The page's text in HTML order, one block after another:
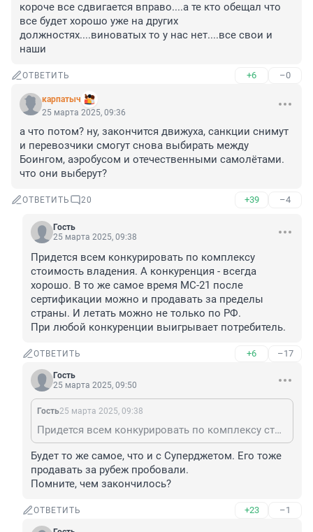
короче все сдвигается вправо....а те кто обещал что
все будет хорошо уже на других
должностях....виноватых то у нас нет....все свои и
наши
ОТВЕТИТЬ +6 –0
карпатыч
25 марта 2025, 09:36
а что потом? ну, закончится движуха, санкции снимут
и перевозчики смогут снова выбирать между
Боингом, аэробусом и отечественными самолётами.
что они выберут?
ОТВЕТИТЬ 20 +39 –4
Гость
25 марта 2025, 09:38
Придется всем конкурировать по комплексу
стоимость владения. А конкуренция - всегда
хорошо. В то же самое время МС-21 после
сертификации можно и продавать за пределы
страны. И летать можно не только по РФ.
При любой конкуренции выигрывает потребитель.
ОТВЕТИТЬ +6 –17
Гость
25 марта 2025, 09:50
Гость25 марта 2025, 09:38
Придется всем конкурировать по комплексу стоимость владения. А конкуренция - всегда хорошо. В то же самое время МС-21 после сертификации можно и продавать за пределы страны. И летать можно не только по РФ. При любой конкуренции выигрывает потребитель.
Будет то же самое, что и с Суперджетом. Его тоже
продавать за рубеж пробовали.
Помните, чем закончилось?
ОТВЕТИТЬ +23 –1